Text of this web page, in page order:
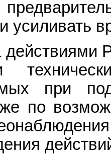
усиливать
действиями
при
по